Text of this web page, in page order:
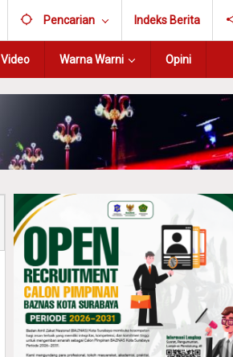
Pencarian Indeks Berita
Video Warna Warni Opini